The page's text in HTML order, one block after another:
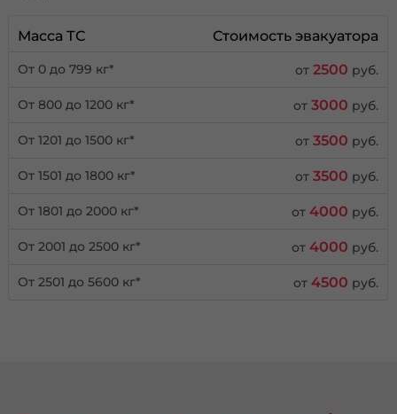
Масса ТС Стоимость эвакуатора
От 0 до 799 кг* от2500 руб.
От 800 до 1200 кг* от3000 руб.
От 1201 до 1500 кг* от3500 руб.
От 1501 до 1800 кг* от3500 руб.
От 1801 до 2000 кг* от4000 руб.
От 2001 до 2500 кг* от4000 руб.
От 2501 до 5600 кг* от4500 руб.